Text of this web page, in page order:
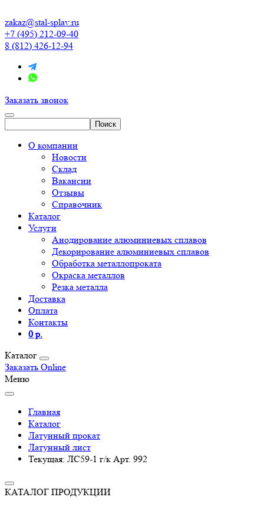
zakaz@stal-splav.ru
+7 (495) 212-09-40
8 (812) 426-12-94
Заказать звонок
О компании
Новости
Склад
Вакансии
Отзывы
Справочник
Каталог
Услуги
Анодирование алюминиевых сплавов
Декорирование алюминиевых сплавов
Обработка металлопроката
Окраска металлов
Резка металла
Доставка
Оплата
Контакты
0 р.
Каталог
Заказать Online
Меню
Главная
Каталог
Латунный прокат
Латунный лист
Текущая: ЛС59-1 г/к Арт. 992
КАТАЛОГ ПРОДУКЦИИ